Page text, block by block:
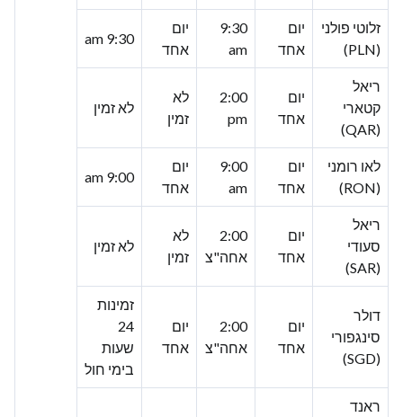
זלוטי פולני
(PLN)
יום
אחד
9:30
am
יום
אחד
9:30 am
ריאל
קטארי
(QAR)
יום
אחד
2:00
pm
לא
זמין
לא זמין
לאו רומני
(RON)
יום
אחד
9:00
am
יום
אחד
9:00 am
ריאל
סעודי
(SAR)
יום
אחד
2:00
אחה"צ
לא
זמין
לא זמין
דולר
סינגפורי
(SGD)
יום
אחד
2:00
אחה"צ
יום
אחד
זמינות
24
שעות
בימי חול
ראנד